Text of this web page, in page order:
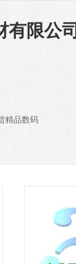
有限公司
精品数码